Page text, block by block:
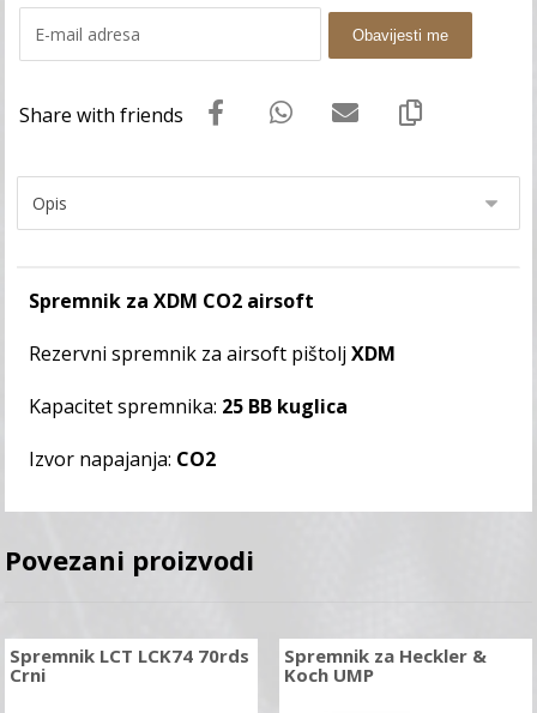
Obavijesti me
Spremnik za XDM CO2 airsoft
Rezervni spremnik za airsoft pištoljXDM
Kapacitet spremnika: 25 BB kuglica
Izvor napajanja: CO2
Povezani proizvodi
Spremnik LCT LCK74 70rds
Crni
Spremnik za Heckler &
Koch UMP